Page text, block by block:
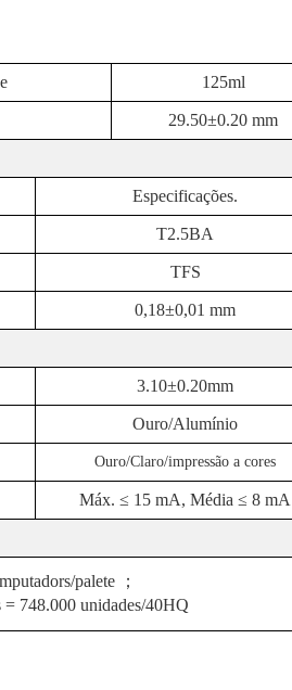
125ml
29.50±0.20 mm
Especificações.
T2.5BA
TFS
0,18±0,01 mm
3.10±0.20mm
Ouro/Alumínio
Ouro/Claro/impressão a cores
Máx. ≤ 15 mA, Média ≤ 8 mA
s/palete
；
= 748.000 unidades/40HQ